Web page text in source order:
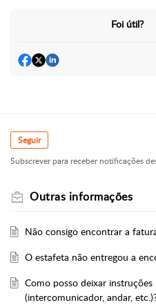
Foi útil?
Seguir
Subscrever para receber notificações
Outras informações
Não consigo encontrar a
O estafeta não entregou a
Como posso deixar instruções
(intercomunicador, andar,